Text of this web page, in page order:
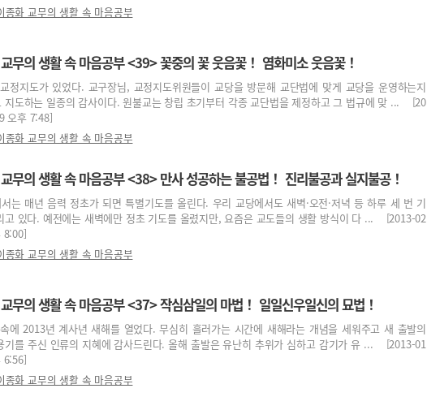
종화 교무의 생활 속 마음공부
무의 생활 속 마음공부 <39> 꽃중의 꽃 웃음꽃！ 염화미소 웃음꽃！
정지도가 있었다. 교구장님, 교정지도위원들이 교당을 방문해 교단법에 맞게 교당을 운영하는지
지도하는 일종의 감사이다. 원불교는 창립 초기부터 각종 교단법을 제정하고 그 법규에 맞 ... [20
오후 7:48]
종화 교무의 생활 속 마음공부
무의 생활 속 마음공부 <38> 만사 성공하는 불공법！ 진리불공과 실지불공！
는 매년 음력 정초가 되면 특별기도를 올린다. 우리 교당에서도 새벽·오전·저녁 등 하루 세 번 기
고 있다. 예전에는 새벽에만 정초 기도를 올렸지만, 요즘은 교도들의 생활 방식이 다 ... [2013-02
8:00]
종화 교무의 생활 속 마음공부
무의 생활 속 마음공부 <37> 작심삼일의 마법！ 일일신우일신의 묘법！
에 2013년 계사년 새해를 열었다. 무심히 흘러가는 시간에 새해라는 개념을 세워주고 새 출발의
기를 주신 인류의 지혜에 감사드린다. 올해 출발은 유난히 추위가 심하고 감기가 유 ... [2013-01
6:56]
종화 교무의 생활 속 마음공부